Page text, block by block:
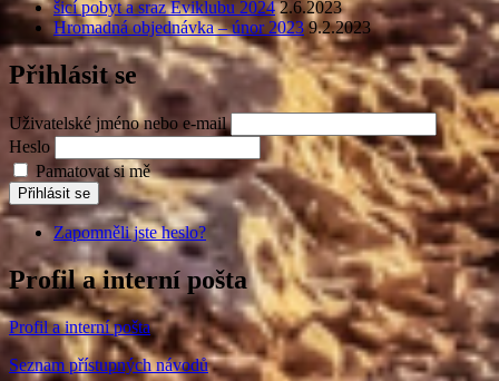
šicí pobyt a sraz Eviklubu 2024 2.6.2023
Hromadná objednávka – únor 2023 9.2.2023
Přihlásit se
Uživatelské jméno nebo e-mail
Heslo
Pamatovat si mě
Přihlásit se
Zapomněli jste heslo?
Profil a interní pošta
Profil a interní pošta
Seznam přístupných návodů